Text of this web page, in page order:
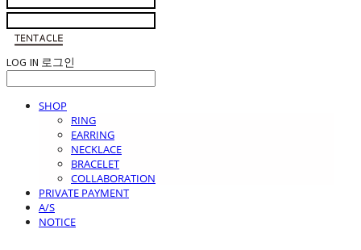
LOG IN 로그인
SHOP
RING
EARRING
NECKLACE
BRACELET
COLLABORATION
PRIVATE PAYMENT
A/S
NOTICE